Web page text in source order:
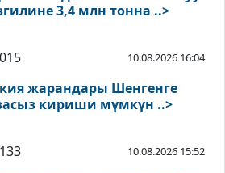
3,4 млн тонна ..>
10.08.2026 16:04
жарандары Шенгенге
кириши мүмкүн ..>
10.08.2026 15:52